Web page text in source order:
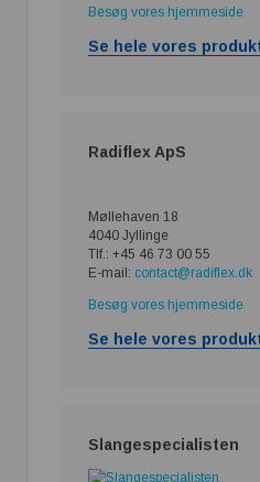
Besøg vores hjemmeside
Se hele vores
Radiflex ApS
Møllehaven 18
4040 Jyllinge
Tlf.: +45 46 73 00 55
E-mail: contact@radiflex.dk
Besøg vores hjemmeside
Se hele vores
Slangespecialisten